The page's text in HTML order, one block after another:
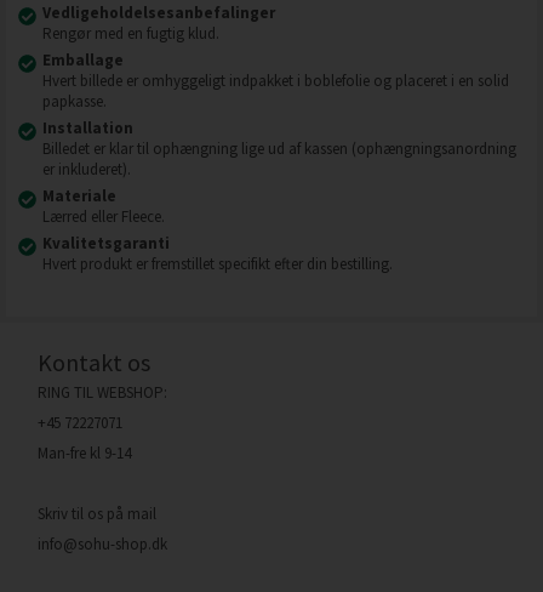
Vedligeholdelsesanbefalinger
Rengør med en fugtig klud.
Emballage
Hvert billede er omhyggeligt indpakket i boblefolie og placeret i en solid
papkasse.
Installation
Billedet er klar til ophængning lige ud af kassen (ophængningsanordning
er inkluderet).
Materiale
Lærred eller Fleece.
Kvalitetsgaranti
Hvert produkt er fremstillet specifikt efter din bestilling.
Kontakt os
RING TIL WEBSHOP:
+45 72227071
Man-fre kl 9-14
Skriv til os på mail
info@sohu-shop.dk